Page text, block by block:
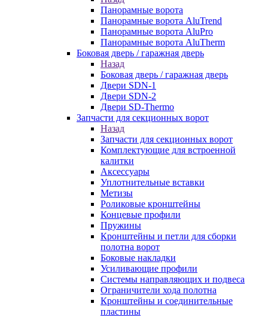
Панорамные ворота
Панорамные ворота AluTrend
Панорамные ворота AluPro
Панорамные ворота AluTherm
Боковая дверь / гаражная дверь
Назад
Боковая дверь / гаражная дверь
Двери SDN-1
Двери SDN-2
Двери SD-Thermo
Запчасти для секционных ворот
Назад
Запчасти для секционных ворот
Комплектующие для встроенной
калитки
Аксессуары
Уплотнительные вставки
Метизы
Роликовые кронштейны
Концевые профили
Пружины
Кронштейны и петли для сборки
полотна ворот
Боковые накладки
Усиливающие профили
Системы направляющих и подвеса
Ограничители хода полотна
Кронштейны и соединительные
пластины